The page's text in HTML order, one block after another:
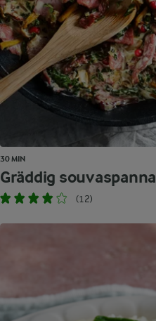
30 MIN
Gräddig souvaspanna
(12)